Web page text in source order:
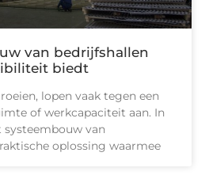
van bedrijfshallen
biedt
lopen vaak tegen een
of werkcapaciteit aan. In
van
oplossing waarmee